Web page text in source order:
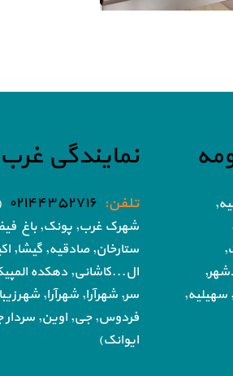
نمایندگی
تلفن: ۰۲۱۴۴۳۵۲۷۱۶
شهرک غرب, پونک, باغ
ستارخان, صادقیه, گیشا,
ال...کاشانی, دهکده
سر, شهرآرا, شهرآرا,
فردوس, جی, اوین, سردار
ایوانک)
سهیلیه,